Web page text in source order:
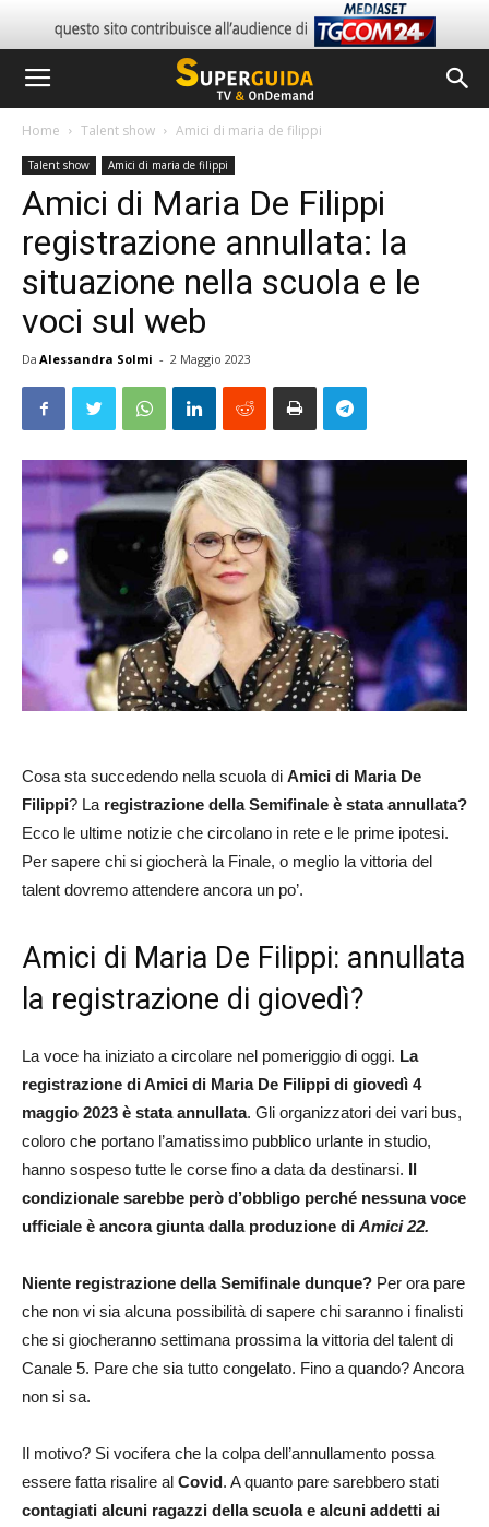
Home Talent show Amici di maria de filippi
Talent show Amici di maria de filippi
Amici di Maria De Filippi
registrazione annullata: la
situazione nella scuola e le
voci sul web
Da Alessandra Solmi - 2 Maggio 2023
Cosa sta succedendo nella scuola di Amici di Maria De
Filippi? La registrazione della Semifinale è stata annullata?
Ecco le ultime notizie che circolano in rete e le prime ipotesi.
Per sapere chi si giocherà la Finale, o meglio la vittoria del
talent dovremo attendere ancora un po’.
Amici di Maria De Filippi: annullata
la registrazione di giovedì?
La voce ha iniziato a circolare nel pomeriggio di oggi. La
registrazione di Amici di Maria De Filippi di giovedì 4
maggio 2023 è stata annullata. Gli organizzatori dei vari bus,
coloro che portano l’amatissimo pubblico urlante in studio,
hanno sospeso tutte le corse fino a data da destinarsi. Il
condizionale sarebbe però d’obbligo perché nessuna voce
ufficiale è ancora giunta dalla produzione di Amici 22.
Niente registrazione della Semifinale dunque? Per ora pare
che non vi sia alcuna possibilità di sapere chi saranno i finalisti
che si giocheranno settimana prossima la vittoria del talent di
Canale 5. Pare che sia tutto congelato. Fino a quando? Ancora
non si sa.
Il motivo? Si vocifera che la colpa dell’annullamento possa
essere fatta risalire al Covid. A quanto pare sarebbero stati
contagiati alcuni ragazzi della scuola e alcuni addetti ai